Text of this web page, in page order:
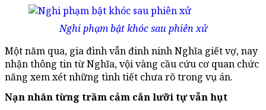
Nghi phạm bật khóc sau phiên xử
Một năm qua, gia đình vẫn đinh ninh Nghĩa giết vợ, nay
nhận thông tin từ Nghĩa, vội vàng cầu cứu cơ quan chức
năng xem xét những tình tiết chưa rõ trong vụ án.
Nạn nhân từng trầm cảm cắn lưỡi tự vẫn hụt